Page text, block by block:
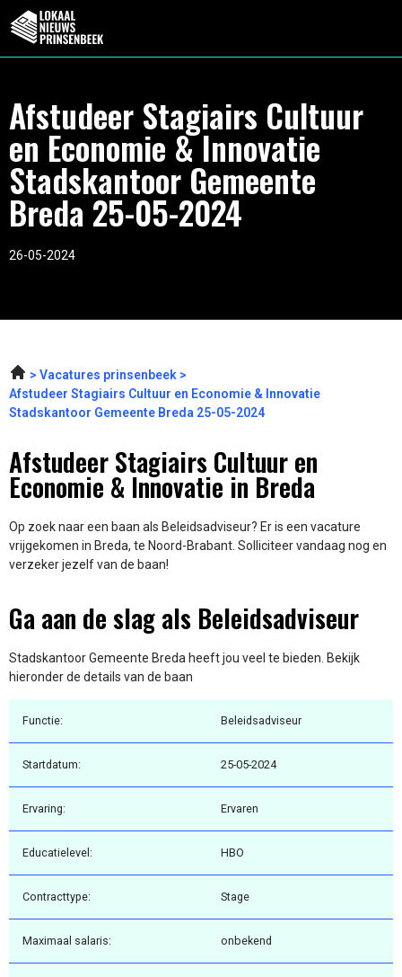
Afstudeer Stagiairs Cultuur
en Economie & Innovatie
Stadskantoor Gemeente
Breda 25-05-2024
26-05-2024
Vacatures prinsenbeek
Afstudeer Stagiairs Cultuur en Economie & Innovatie
Stadskantoor Gemeente Breda 25-05-2024
Afstudeer Stagiairs Cultuur en
Economie & Innovatie in Breda
Op zoek naar een baan als Beleidsadviseur? Er is een vacature
vrijgekomen in Breda, te Noord-Brabant. Solliciteer vandaag nog en
verzeker jezelf van de baan!
Ga aan de slag als Beleidsadviseur
Stadskantoor Gemeente Breda heeft jou veel te bieden. Bekijk
hieronder de details van de baan
Functie: Beleidsadviseur
Startdatum: 25-05-2024
Ervaring: Ervaren
Educatielevel: HBO
Contracttype: Stage
Maximaal salaris: onbekend